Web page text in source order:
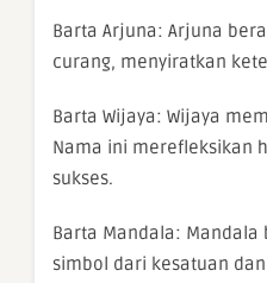
Barta Arjuna: Arjuna
curang, menyiratkan
Barta Wijaya: Wijaya
Nama ini merefleksikan
sukses.
Barta Mandala:
simbol dari kesatuan